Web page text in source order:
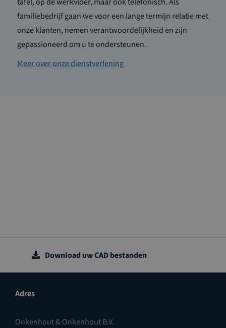
familiebedrijf gaan we voor een lange termijn relatie met
onze klanten, nemen verantwoordelijkheid en zijn
gepassioneerd om u te ondersteunen.
Meer over onze dienstverlening
Download uw CAD bestanden
Adres
Onkenhout & Onkenhout B.V.